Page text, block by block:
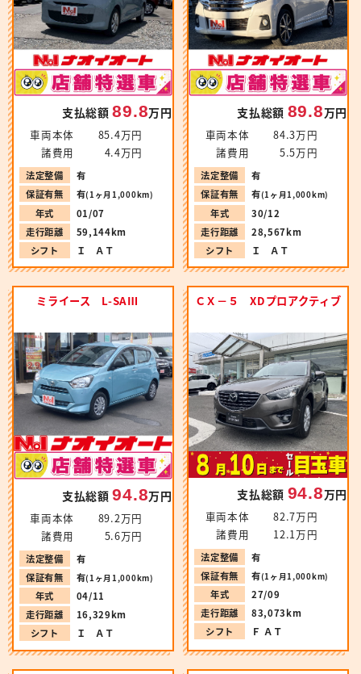
支払総額89.8万円
車両本体
85.4万円
諸費用
4.4万円
法定整備
有
保証有無
有(1ヶ月1,000km)
年式
01/07
走行距離
59,144km
シフト
Ｉ ＡＴ
支払総額 89.8万円
車両本体
84.3万円
諸費用
5.5万円
法定整備
有
保証有無
有(1ヶ月1,000km)
年式
30/12
走行距離
28,567km
シフト
Ｉ ＡＴ
ミライース L-SAⅢ
支払総額94.8万円
車両本体
89.2万円
諸費用
5.6万円
法定整備
有
保証有無
有(1ヶ月1,000km)
年式
04/11
走行距離
16,329km
シフト
Ｉ ＡＴ
ＣＸ－５ XDプロアクティブ
支払総額 94.8万円
車両本体
82.7万円
諸費用
12.1万円
法定整備
有
保証有無
有(1ヶ月1,000km)
年式
27/09
走行距離
83,073km
シフト
Ｆ ＡＴ